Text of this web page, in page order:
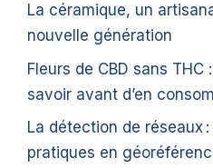
La céramique, un
nouvelle génération
Fleurs de CBD sans THC
savoir avant d’en
La détection de réseaux
pratiques en